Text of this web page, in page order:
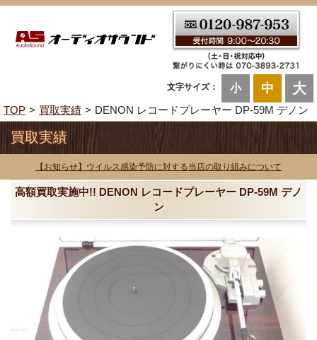
文字サイズ： 小 中 大
TOP 買取実績 DENON レコードプレーヤー DP-59M デノン
買取実績
【お知らせ】ウイルス感染予防に対する当店の取り組みについて
高額買取実施中!! DENON レコードプレーヤー DP-59M デノ
ン